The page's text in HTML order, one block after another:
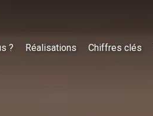
? Réalisations Chiffres clés